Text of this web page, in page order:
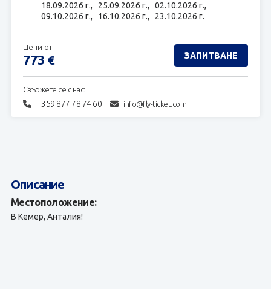
18.09.2026 г., 25.09.2026 г., 02.10.2026 г.,
09.10.2026 г., 16.10.2026 г., 23.10.2026 г.
Свържете се с нас:
+359 877 78 74 60 info@fly-ticket.com
Цени от
773 € ЗАПИТВАНЕ
Описание
Местоположение:
В Кемер, Анталия!